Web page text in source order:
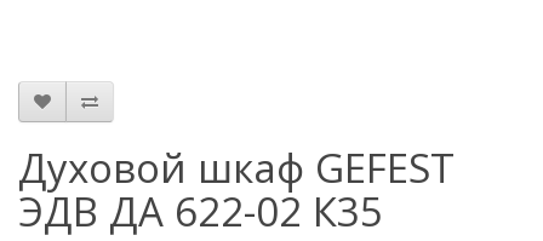
Духовой шкаф GEFEST
ЭДВ ДА 622-02 К35